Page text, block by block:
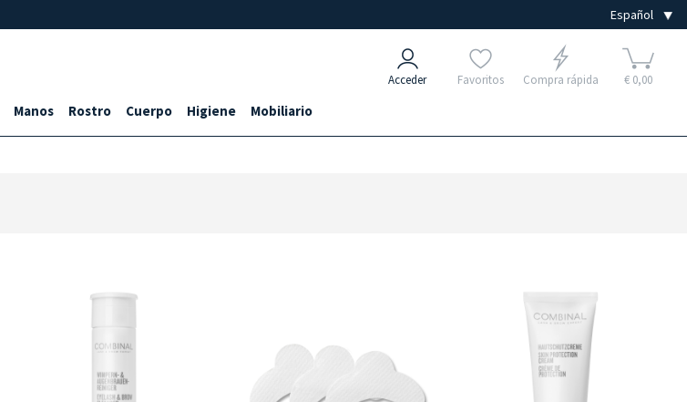
Acceder Favoritos Compra rápida € 0,00
Manos Rostro Cuerpo Higiene Mobiliario